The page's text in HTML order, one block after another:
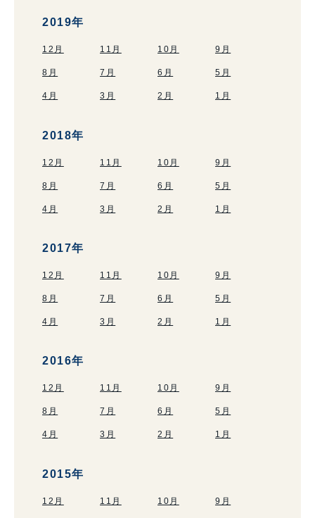
2019年
12月 11月 10月 9月
8月 7月 6月 5月
4月 3月 2月 1月
2018年
12月 11月 10月 9月
8月 7月 6月 5月
4月 3月 2月 1月
2017年
12月 11月 10月 9月
8月 7月 6月 5月
4月 3月 2月 1月
2016年
12月 11月 10月 9月
8月 7月 6月 5月
4月 3月 2月 1月
2015年
12月 11月 10月 9月